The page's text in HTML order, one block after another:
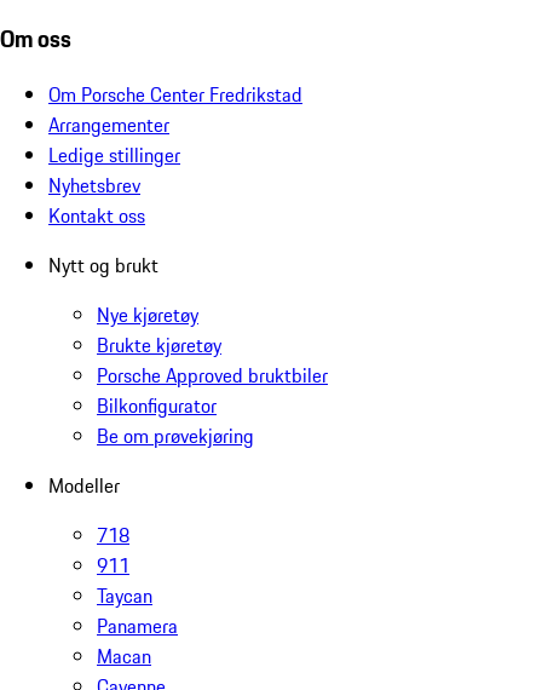
Om oss
Om Porsche Center Fredrikstad
Arrangementer
Ledige stillinger
Nyhetsbrev
Kontakt oss
Nytt og brukt
Nye kjøretøy
Brukte kjøretøy
Porsche Approved bruktbiler
Bilkonfigurator
Be om prøvekjøring
Modeller
718
911
Taycan
Panamera
Macan